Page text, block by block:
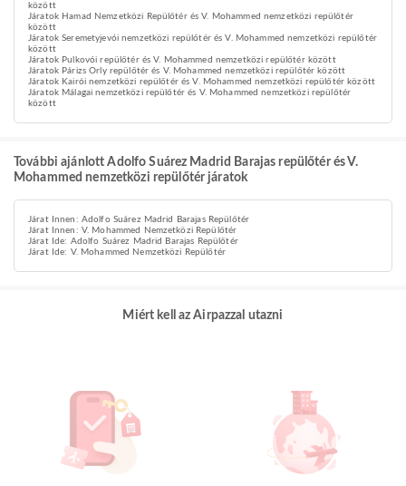
között
Járatok Hamad Nemzetközi Repülőtér és V. Mohammed nemzetközi repülőtér
között
Járatok Seremetyjevói nemzetközi repülőtér és V. Mohammed nemzetközi repülőtér
között
Járatok Pulkovói repülőtér és V. Mohammed nemzetközi repülőtér között
Járatok Párizs Orly repülőtér és V. Mohammed nemzetközi repülőtér között
Járatok Kairói nemzetközi repülőtér és V. Mohammed nemzetközi repülőtér között
Járatok Málagai nemzetközi repülőtér és V. Mohammed nemzetközi repülőtér
között
További ajánlott Adolfo Suárez Madrid Barajas repülőtér és V.
Mohammed nemzetközi repülőtér járatok
Járat Innen: Adolfo Suárez Madrid Barajas Repülőtér
Járat Innen: V. Mohammed Nemzetközi Repülőtér
Járat Ide: Adolfo Suárez Madrid Barajas Repülőtér
Járat Ide: V. Mohammed Nemzetközi Repülőtér
Miért kell az Airpazzal utazni